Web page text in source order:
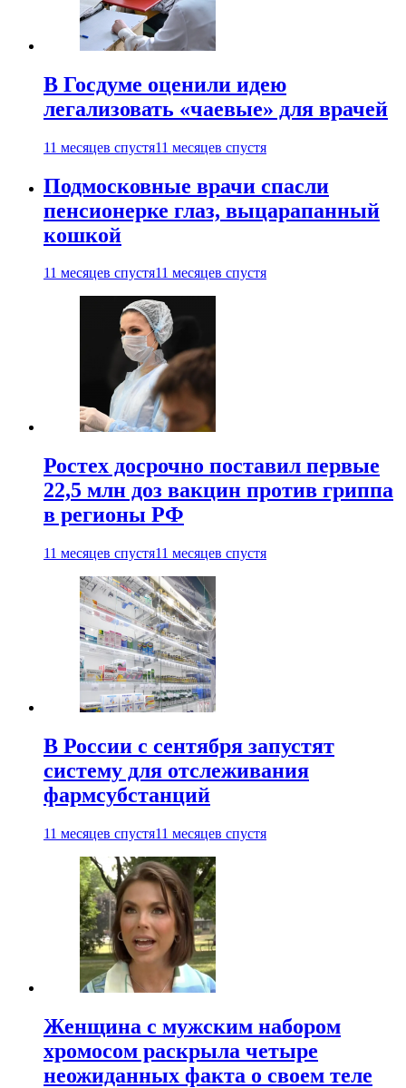
В Госдуме оценили идею
легализовать «чаевые» для врачей
11 месяцев спустя11 месяцев спустя
Подмосковные врачи спасли
пенсионерке глаз, выцарапанный
кошкой
11 месяцев спустя11 месяцев спустя
Ростех досрочно поставил первые
22,5 млн доз вакцин против гриппа
в регионы РФ
11 месяцев спустя11 месяцев спустя
В России с сентября запустят
систему для отслеживания
фармсубстанций
11 месяцев спустя11 месяцев спустя
Женщина с мужским набором
хромосом раскрыла четыре
неожиданных факта о своем теле